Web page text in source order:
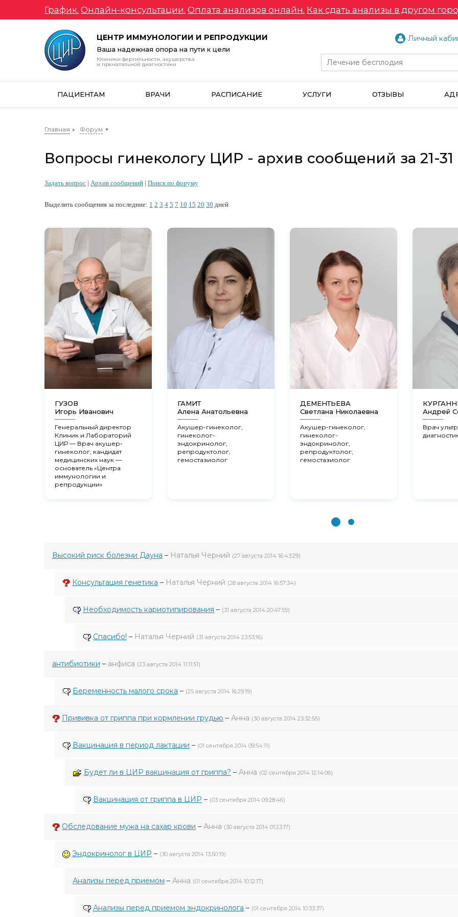
График. Онлайн-консультации. Оплата анализов онлайн. Как сдать анализы в другом
ЦЕНТР ИММУНОЛОГИИ И РЕПРОДУКЦИИ
Ваша надежная опора на пути к цели
Клиники фертильности, акушерства
и пренатальной диагностики
Личный
ПАЦИЕНТАМ ВРАЧИ РАСПИСАНИЕ УСЛУГИ ОТЗЫВЫ
Главная Форум
Вопросы гинекологу ЦИР - архив сообщений за 21-31
Задать вопрос | Архив сообщений | Поиск по форуму
Выделить сообщения за последние: 1 2 3 4 5 7 10 15 20 30 дней
ГУЗОВ
Игорь Иванович
Генеральный директор
Клиник и Лабораторий
ЦИР — Врач акушер-
гинеколог, кандидат
медицинских наук —
основатель «Центра
иммунологии и
репродукции»
ГАМИТ
Алена Анатольевна
Акушер-гинеколог,
гинеколог-
эндокринолог,
репродуктолог,
гемостазиолог
ДЕМЕНТЬЕВА
Светлана Николаевна
Акушер-гинеколог,
гинеколог-
эндокринолог,
репродуктолог,
гемостазиолог
Андрей
Врач
Высокий риск болезни Дауна – Наталья Черний (27 августа 2014 16:43:29)
Консультация генетика – Наталья Черний (28 августа 2014 16:57:34)
Необходимость кариотипирования – (31 августа 2014 20:47:55)
Спасибо! – Наталья Черний (31 августа 2014 23:53:16)
антибиотики – анфиса (23 августа 2014 11:11:51)
Беременность малого срока – (25 августа 2014 16:29:19)
Прививка от гриппа при кормлении грудью – Анна (30 августа 2014 23:32:55)
Вакцинация в период лактации – (01 сентября 2014 09:54:11)
Будет ли в ЦИР вакцинация от гриппа? – Анна (02 сентября 2014 12:14:06)
Вакцинация от гриппа в ЦИР – (03 сентября 2014 09:28:46)
Обследование мужа на сахар крови – Анна (30 августа 2014 01:23:17)
Эндокринолог в ЦИР – (30 августа 2014 13:50:19)
Анализы перед приемом – Анна (01 сентября 2014 10:12:17)
Анализы перед приемом эндокринолога – (01 сентября 2014 10:33:37)